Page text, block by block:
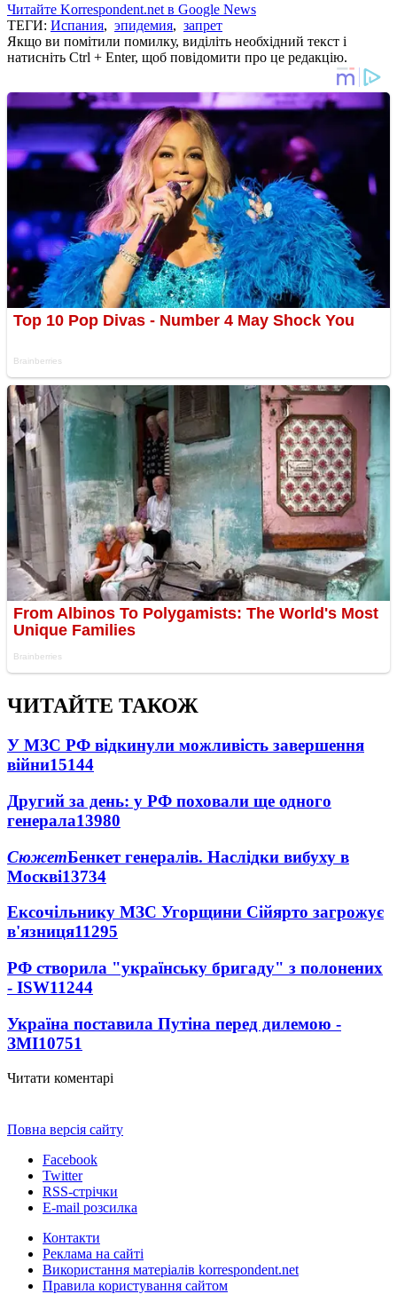
Читайте Korrespondent.net в Google News
ТЕГИ: Испания, эпидемия, запрет
Якщо ви помітили помилку, виділіть необхідний текст і
натисніть Ctrl + Enter, щоб повідомити про це редакцію.
ЧИТАЙТЕ ТАКОЖ
У МЗС РФ відкинули можливість завершення
війни15144
Другий за день: у РФ поховали ще одного
генерала13980
СюжетБенкет генералів. Наслідки вибуху в
Москві13734
Ексочільнику МЗС Угорщини Сійярто загрожує
в'язниця11295
РФ створила "українську бригаду" з полонених
- ISW11244
Україна поставила Путіна перед дилемою -
ЗМІ10751
Читати коментарі
Повна версія сайту
Facebook
Twitter
RSS-стрічки
E-mail розсилка
Контакти
Реклама на сайті
Використання матеріалів korrespondent.net
Правила користування сайтом